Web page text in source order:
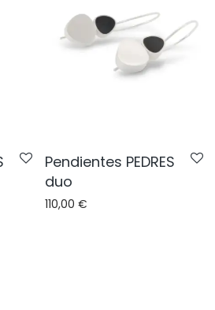
Pendientes PEDRES
duo
110,00 €